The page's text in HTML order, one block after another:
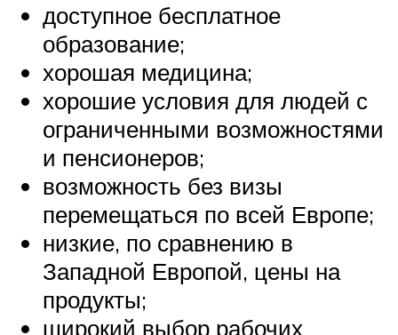
доступное бесплатное
образование;
хорошая медицина;
хорошие условия для людей с
ограниченными возможностями
и пенсионеров;
возможность без визы
перемещаться по всей Европе;
низкие, по сравнению в
Западной Европой, цены на
продукты;
широкий выбор рабочих